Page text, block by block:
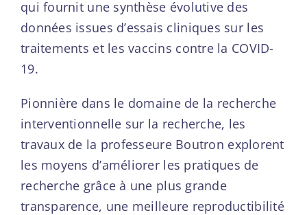
qui fournit une synthèse évolutive des
données issues d’essais cliniques sur les
traitements et les vaccins contre la COVID-
19.
Pionnière dans le domaine de la recherche
interventionnelle sur la recherche, les
travaux de la professeure Boutron explorent
les moyens d’améliorer les pratiques de
recherche grâce à une plus grande
transparence, une meilleure reproductibilité